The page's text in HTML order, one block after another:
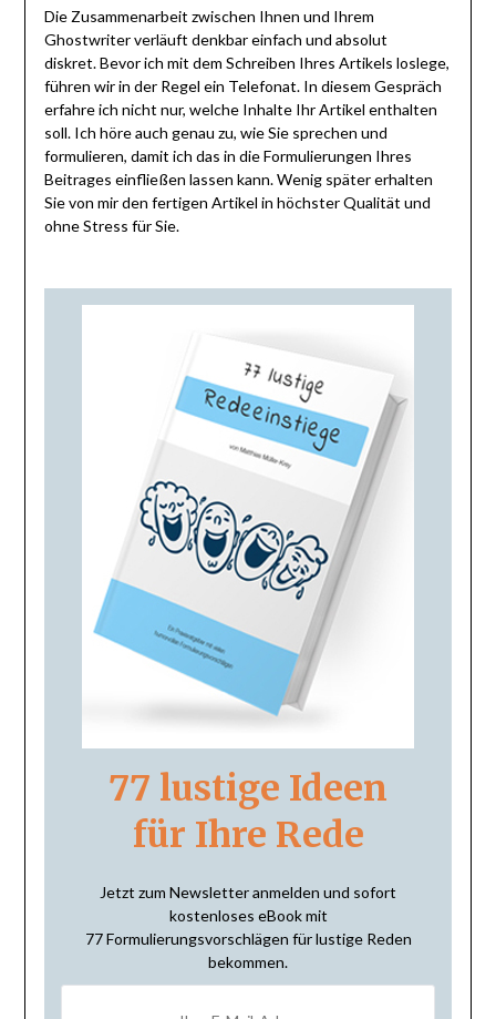
Die Zusammenarbeit zwischen Ihnen und Ihrem
Ghostwriter verläuft denkbar einfach und absolut
diskret. Bevor ich mit dem Schreiben Ihres Artikels loslege,
führen wir in der Regel ein Telefonat. In diesem Gespräch
erfahre ich nicht nur, welche Inhalte Ihr Artikel enthalten
soll. Ich höre auch genau zu, wie Sie sprechen und
formulieren, damit ich das in die Formulierungen Ihres
Beitrages einfließen lassen kann. Wenig später erhalten
Sie von mir den fertigen Artikel in höchster Qualität und
ohne Stress für Sie.
77 lustige Ideen
für Ihre Rede
Jetzt zum Newsletter anmelden und sofort
kostenloses eBook mit
77 Formulierungsvorschlägen für lustige Reden
bekommen.